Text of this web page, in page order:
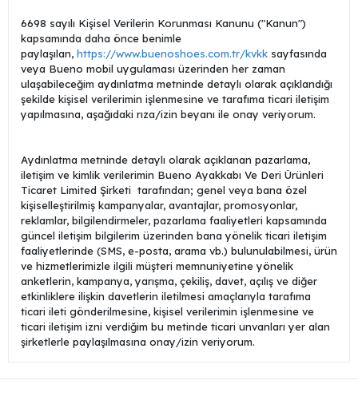
6698 sayılı Kişisel Verilerin Korunması Kanunu ("Kanun")
kapsamında daha önce benimle
paylaşılan, https://www.buenoshoes.com.tr/kvkk sayfasında
veya Bueno mobil uygulaması üzerinden her zaman
ulaşabileceğim aydınlatma metninde detaylı olarak açıklandığı
şekilde kişisel verilerimin işlenmesine ve tarafıma ticari iletişim
yapılmasına, aşağıdaki rıza/izin beyanı ile onay veriyorum.
Aydınlatma metninde detaylı olarak açıklanan pazarlama,
iletişim ve kimlik verilerimin Bueno Ayakkabı Ve Deri Ürünleri
Ticaret Limited Şirketi tarafından; genel veya bana özel
kişiselleştirilmiş kampanyalar, avantajlar, promosyonlar,
reklamlar, bilgilendirmeler, pazarlama faaliyetleri kapsamında
güncel iletişim bilgilerim üzerinden bana yönelik ticari iletişim
faaliyetlerinde (SMS, e-posta, arama vb.) bulunulabilmesi, ürün
ve hizmetlerimizle ilgili müşteri memnuniyetine yönelik
anketlerin, kampanya, yarışma, çekiliş, davet, açılış ve diğer
etkinliklere ilişkin davetlerin iletilmesi amaçlarıyla tarafıma
ticari ileti gönderilmesine, kişisel verilerimin işlenmesine ve
ticari iletişim izni verdiğim bu metinde ticari unvanları yer alan
şirketlerle paylaşılmasına onay/izin veriyorum.